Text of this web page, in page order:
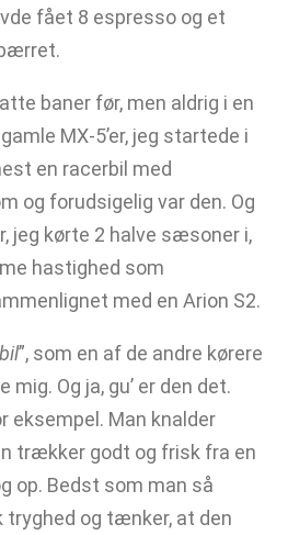
fået 8 espresso og et
baner før, men aldrig i en
MX-5’er, jeg startede i
en racerbil med
og forudsigelig var den. Og
jeg kørte 2 halve sæsoner i,
hastighed som
med en Arion S2.
”, som en af de andre kørere
Og ja, gu’ er den det.
eksempel. Man knalder
trækker godt og frisk fra en
op. Bedst som man så
tryghed og tænker, at den